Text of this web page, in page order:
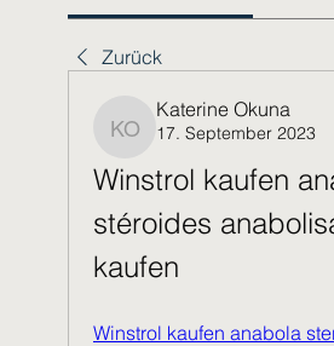
Zurück
Katerine Okuna
Katerine Okuna
17. September 2023
Winstrol kaufen
stéroides
kaufen
Winstrol kaufen anabola